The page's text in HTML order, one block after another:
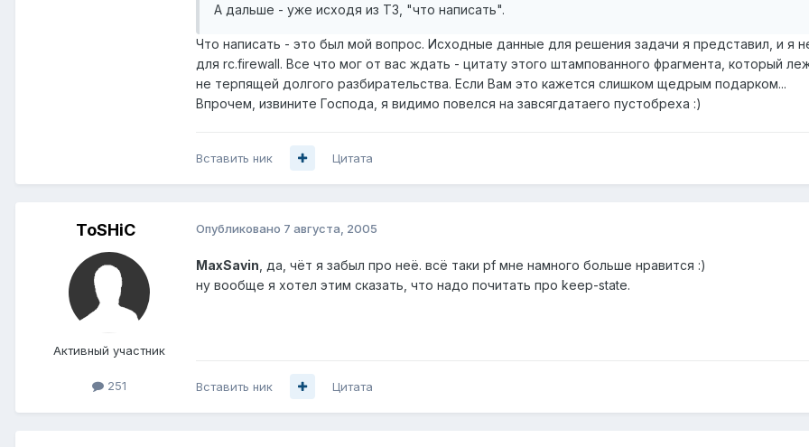
А дальше - уже исходя из ТЗ, "что написать".
Что написать - это был мой вопрос. Исходные данные для решения задачи я представил, и я
для rc.firewall. Все что мог от вас ждать - цитату этого штампованного фрагмента, который
не терпящей долгого разбирательства. Если Вам это кажется слишком щедрым подарком...
Впрочем, извините Господа, я видимо повелся на завсягдатаего пустобреха :)
Вставить ник Цитата
ToSHiC
Активный участник
251
Опубликовано 7 августа, 2005
MaxSavin , да, чёт я забыл про неё. всё таки pf мне намного больше нравится :)
ну вообще я хотел этим сказать, что надо почитать про keep-state.
Вставить ник Цитата